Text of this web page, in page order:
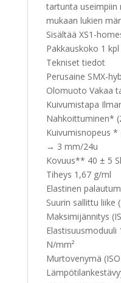
tartunta useimpiin
mukaan lukien
Sisältää XS1-
Pakkauskoko 1
Tekniset tiedot
Perusaine SMX-
Olomuoto Vakaa
Kuivumistapa
Nahkoittuminen*
Kuivumisnopeus *
→ 3 mm/24u
Kovuus** 40 ± 5
Tiheys 1,67 g/ml
Elastinen
Suurin sallittu liike
Maksimijännitys
Elastisuusmoduuli
N/mm²
Murtovenymä